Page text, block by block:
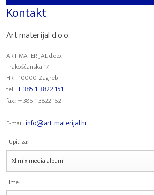
Kontakt
Art materijal d.o.o.
ART MATERIJAL d.o.o.
Trakošćanska 17
HR - 10000 Zagreb
tel.: + 385 1 3822 151
fax.: + 385 1 3822 152
E-mail:info@art-materijal.hr
Upit za:
Ime: